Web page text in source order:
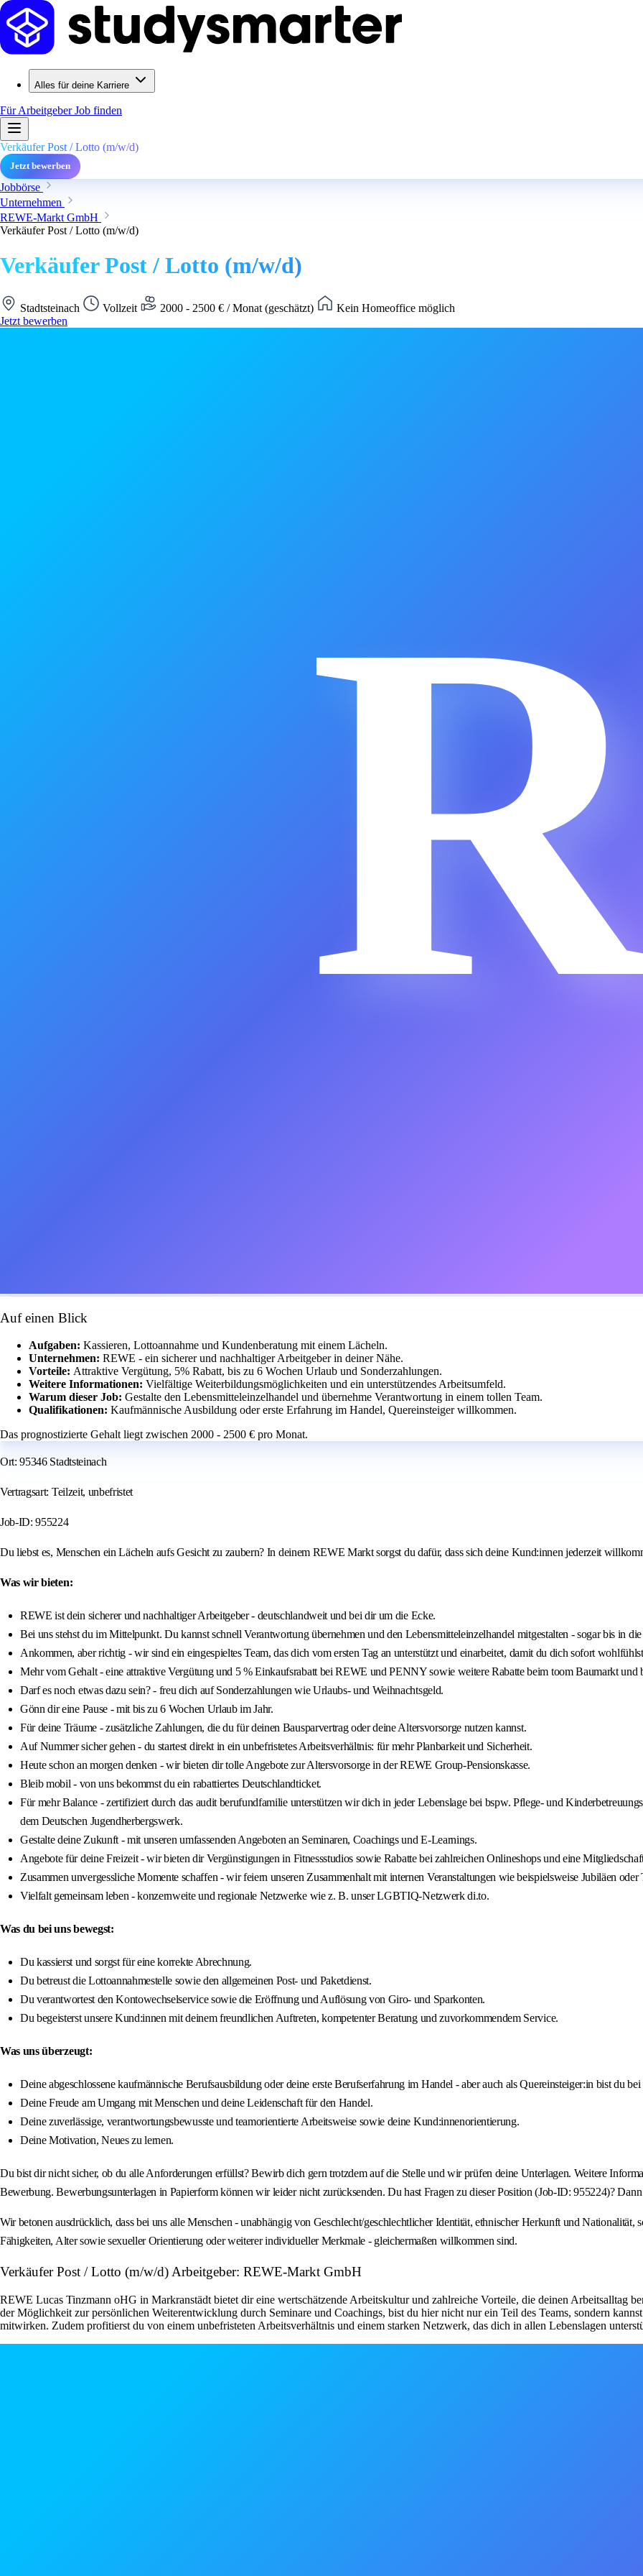
Alles für deine Karriere
Für ArbeitgeberJob finden
Verkäufer Post / Lotto (m/w/d)
Jetzt bewerben
Jobbörse
Unternehmen
REWE-Markt GmbH
Verkäufer Post / Lotto (m/w/d)
Verkäufer Post / Lotto (m/w/d)
Stadtsteinach Vollzeit 2000 - 2500 € / Monat (geschätzt)
Kein Homeoffice möglich
Jetzt bewerben
Auf einen Blick
Aufgaben: Kassieren, Lottoannahme und Kundenberatung mit einem Lächeln.
Unternehmen: REWE - ein sicherer und nachhaltiger Arbeitgeber in deiner Nähe.
Vorteile: Attraktive Vergütung, 5% Rabatt, bis zu 6 Wochen Urlaub und Sonderzahlungen.
Weitere Informationen: Vielfältige Weiterbildungsmöglichkeiten und ein unterstützendes Arbeitsumfeld.
Warum dieser Job: Gestalte den Lebensmitteleinzelhandel und übernehme Verantwortung in einem tollen Team.
Qualifikationen: Kaufmännische Ausbildung oder erste Erfahrung im Handel, Quereinsteiger willkommen.
Das prognostizierte Gehalt liegt zwischen 2000 - 2500 € pro Monat.
Ort: 95346 Stadtsteinach
Vertragsart: Teilzeit, unbefristet
Job-ID: 955224
Du liebst es, Menschen ein Lächeln aufs Gesicht zu zaubern? In deinem REWE Markt sorgst du dafür, dass sich deine Kund:innen jederzeit
Was wir bieten:
REWE ist dein sicherer und nachhaltiger Arbeitgeber - deutschlandweit und bei dir um die Ecke.
Bei uns stehst du im Mittelpunkt. Du kannst schnell Verantwortung übernehmen und den Lebensmitteleinzelhandel mitgestalten - sogar bis in
Ankommen, aber richtig - wir sind ein eingespieltes Team, das dich vom ersten Tag an unterstützt und einarbeitet, damit du dich sofort
Mehr vom Gehalt - eine attraktive Vergütung und 5 % Einkaufsrabatt bei REWE und PENNY sowie weitere Rabatte beim toom Baumarkt
Darf es noch etwas dazu sein? - freu dich auf Sonderzahlungen wie Urlaubs- und Weihnachtsgeld.
Gönn dir eine Pause - mit bis zu 6 Wochen Urlaub im Jahr.
Für deine Träume - zusätzliche Zahlungen, die du für deinen Bausparvertrag oder deine Altersvorsorge nutzen kannst.
Auf Nummer sicher gehen - du startest direkt in ein unbefristetes Arbeitsverhältnis: für mehr Planbarkeit und Sicherheit.
Heute schon an morgen denken - wir bieten dir tolle Angebote zur Altersvorsorge in der REWE Group-Pensionskasse.
Bleib mobil - von uns bekommst du ein rabattiertes Deutschlandticket.
Für mehr Balance - zertifiziert durch das audit berufundfamilie unterstützen wir dich in jeder Lebenslage bei bspw. Pflege- und
dem Deutschen Jugendherbergswerk.
Gestalte deine Zukunft - mit unseren umfassenden Angeboten an Seminaren, Coachings und E-Learnings.
Angebote für deine Freizeit - wir bieten dir Vergünstigungen in Fitnessstudios sowie Rabatte bei zahlreichen Onlineshops und eine
Zusammen unvergessliche Momente schaffen - wir feiern unseren Zusammenhalt mit internen Veranstaltungen wie beispielsweise Jubiläen oder
Vielfalt gemeinsam leben - konzernweite und regionale Netzwerke wie z. B. unser LGBTIQ-Netzwerk di.to.
Was du bei uns bewegst:
Du kassierst und sorgst für eine korrekte Abrechnung.
Du betreust die Lottoannahmestelle sowie den allgemeinen Post- und Paketdienst.
Du verantwortest den Kontowechselservice sowie die Eröffnung und Auflösung von Giro- und Sparkonten.
Du begeisterst unsere Kund:innen mit deinem freundlichen Auftreten, kompetenter Beratung und zuvorkommendem Service.
Was uns überzeugt:
Deine abgeschlossene kaufmännische Berufsausbildung oder deine erste Berufserfahrung im Handel - aber auch als Quereinsteiger:in bist du
Deine Freude am Umgang mit Menschen und deine Leidenschaft für den Handel.
Deine zuverlässige, verantwortungsbewusste und teamorientierte Arbeitsweise sowie deine Kund:innenorientierung.
Deine Motivation, Neues zu lernen.
Du bist dir nicht sicher, ob du alle Anforderungen erfüllst? Bewirb dich gern trotzdem auf die Stelle und wir prüfen deine Unterlagen. Weitere
Bewerbung. Bewerbungsunterlagen in Papierform können wir leider nicht zurücksenden. Du hast Fragen zu dieser Position (Job-ID: 955224)?
Wir betonen ausdrücklich, dass bei uns alle Menschen - unabhängig von Geschlecht/geschlechtlicher Identität, ethnischer Herkunft und
Fähigkeiten, Alter sowie sexueller Orientierung oder weiterer individueller Merkmale - gleichermaßen willkommen sind.
Verkäufer Post / Lotto (m/w/d) Arbeitgeber: REWE-Markt GmbH
REWE Lucas Tinzmann oHG in Markranstädt bietet dir eine wertschätzende Arbeitskultur und zahlreiche Vorteile, die deinen Arbeitsalltag
der Möglichkeit zur persönlichen Weiterentwicklung durch Seminare und Coachings, bist du hier nicht nur ein Teil des Teams, sondern
mitwirken. Zudem profitierst du von einem unbefristeten Arbeitsverhältnis und einem starken Netzwerk, das dich in allen Lebenslagen